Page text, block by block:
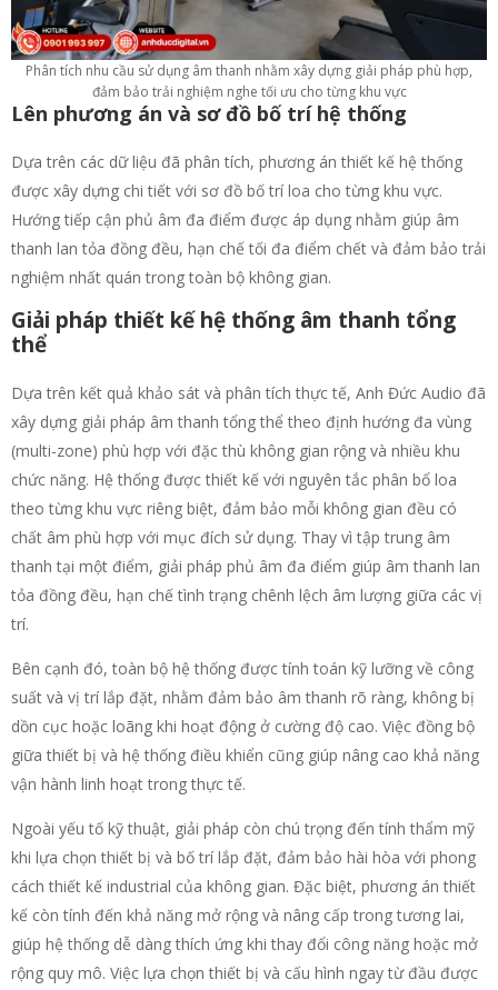
Phân tích nhu cầu sử dụng âm thanh nhằm xây dựng giải pháp phù hợp,
đảm bảo trải nghiệm nghe tối ưu cho từng khu vực
Lên phương án và sơ đồ bố trí hệ thống
Dựa trên các dữ liệu đã phân tích, phương án thiết kế hệ thống
được xây dựng chi tiết với sơ đồ bố trí loa cho từng khu vực.
Hướng tiếp cận phủ âm đa điểm được áp dụng nhằm giúp âm
thanh lan tỏa đồng đều, hạn chế tối đa điểm chết và đảm bảo trải
nghiệm nhất quán trong toàn bộ không gian.
Giải pháp thiết kế hệ thống âm thanh tổng
thể
Dựa trên kết quả khảo sát và phân tích thực tế, Anh Đức Audio đã
xây dựng giải pháp âm thanh tổng thể theo định hướng đa vùng
(multi-zone) phù hợp với đặc thù không gian rộng và nhiều khu
chức năng. Hệ thống được thiết kế với nguyên tắc phân bổ loa
theo từng khu vực riêng biệt, đảm bảo mỗi không gian đều có
chất âm phù hợp với mục đích sử dụng. Thay vì tập trung âm
thanh tại một điểm, giải pháp phủ âm đa điểm giúp âm thanh lan
tỏa đồng đều, hạn chế tình trạng chênh lệch âm lượng giữa các vị
trí.
Bên cạnh đó, toàn bộ hệ thống được tính toán kỹ lưỡng về công
suất và vị trí lắp đặt, nhằm đảm bảo âm thanh rõ ràng, không bị
dồn cục hoặc loãng khi hoạt động ở cường độ cao. Việc đồng bộ
giữa thiết bị và hệ thống điều khiển cũng giúp nâng cao khả năng
vận hành linh hoạt trong thực tế.
Ngoài yếu tố kỹ thuật, giải pháp còn chú trọng đến tính thẩm mỹ
khi lựa chọn thiết bị và bố trí lắp đặt, đảm bảo hài hòa với phong
cách thiết kế industrial của không gian. Đặc biệt, phương án thiết
kế còn tính đến khả năng mở rộng và nâng cấp trong tương lai,
giúp hệ thống dễ dàng thích ứng khi thay đổi công năng hoặc mở
rộng quy mô. Việc lựa chọn thiết bị và cấu hình ngay từ đầu được